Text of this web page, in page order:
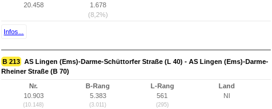
20.458
1.678
(8,2%)
Infos...
B 213 AS Lingen (Ems)-Darme-Schüttorfer Straße (L 40) - AS Lingen (Ems)-Darme-
Rheiner Straße (B 70)
Nr.
10.903
(10.148)
B-Rang
5.383
(3.011)
L-Rang
561
(295)
Land
NI